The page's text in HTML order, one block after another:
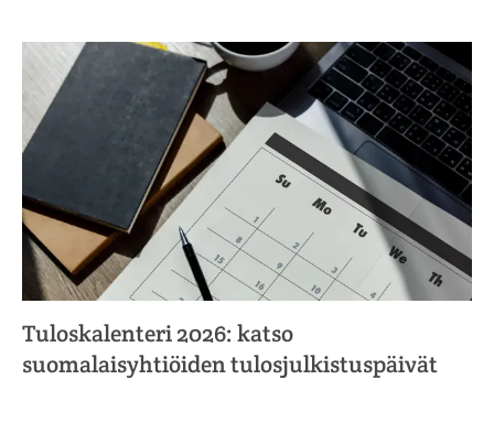
Tuloskalenteri 2026: katso
suomalaisyhtiöiden tulosjulkistuspäivät